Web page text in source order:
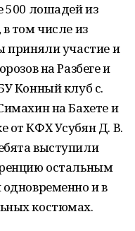
500 лошадей из
том числе из
приняли участие и
на Разбеге и
Конный клуб с.
на Бахете и
от КФХ Усубян Д. В.
выступили
остальным
и в
костюмах.